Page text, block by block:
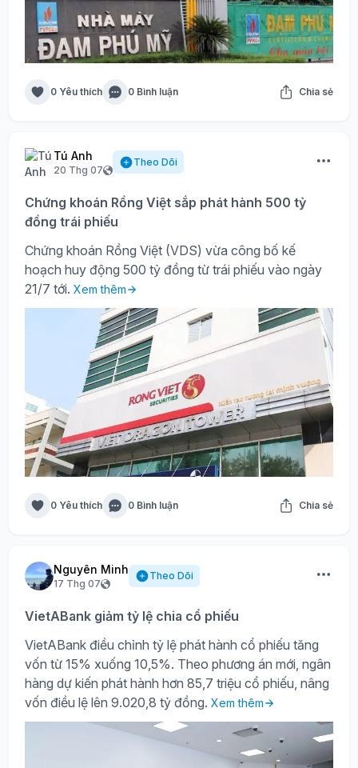
0 Yêu thích 0 Bình luận Chia sẻ
Tú Anh
20 Thg 07
Theo Dõi
Chứng khoán Rồng Việt sắp phát hành 500 tỷ
đồng trái phiếu
Chứng khoán Rồng Việt (VDS) vừa công bố kế
hoạch huy động 500 tỷ đồng từ trái phiếu vào ngày
21/7 tới. Xem thêm
0 Yêu thích 0 Bình luận Chia sẻ
Nguyên Minh
17 Thg 07
Theo Dõi
VietABank giảm tỷ lệ chia cổ phiếu
VietABank điều chỉnh tỷ lệ phát hành cổ phiếu tăng
vốn từ 15% xuống 10,5%. Theo phương án mới, ngân
hàng dự kiến phát hành hơn 85,7 triệu cổ phiếu, nâng
vốn điều lệ lên 9.020,8 tỷ đồng. Xem thêm